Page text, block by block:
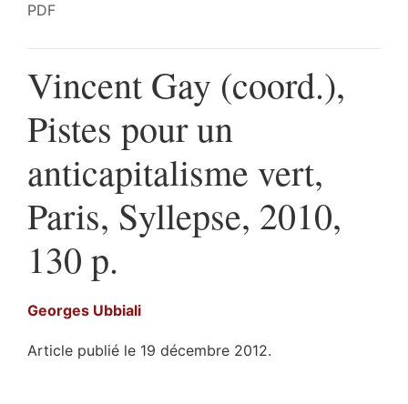
PDF
Vincent Gay (coord.),
Pistes pour un
anticapitalisme vert,
Paris, Syllepse, 2010,
130 p.
Georges Ubbiali
Article publié le 19 décembre 2012.